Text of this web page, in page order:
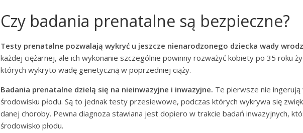
Czy badania prenatalne są bezpieczne?
Testy prenatalne pozwalają wykryć u jeszcze nienarodzonego dziecka wady
każdej ciężarnej, ale ich wykonanie szczególnie powinny rozważyć kobiety po 35 roku
których wykryto wadę genetyczną w poprzedniej ciąży.
Badania prenatalne dzielą się na nieinwazyjne i inwazyjne. Te pierwsze nie
środowisku płodu. Są to jednak testy przesiewowe, podczas których wykrywa się
danej choroby. Pewna diagnoza stawiana jest dopiero w trakcie badań inwazyjnych,
środowisko płodu.